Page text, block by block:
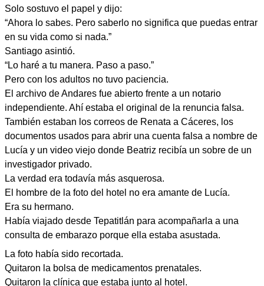
Solo sostuvo el papel y dijo:
“Ahora lo sabes. Pero saberlo no significa que puedas entrar
en su vida como si nada.”
Santiago asintió.
“Lo haré a tu manera. Paso a paso.”
Pero con los adultos no tuvo paciencia.
El archivo de Andares fue abierto frente a un notario
independiente. Ahí estaba el original de la renuncia falsa.
También estaban los correos de Renata a Cáceres, los
documentos usados para abrir una cuenta falsa a nombre de
Lucía y un video viejo donde Beatriz recibía un sobre de un
investigador privado.
La verdad era todavía más asquerosa.
El hombre de la foto del hotel no era amante de Lucía.
Era su hermano.
Había viajado desde Tepatitlán para acompañarla a una
consulta de embarazo porque ella estaba asustada.
La foto había sido recortada.
Quitaron la bolsa de medicamentos prenatales.
Quitaron la clínica que estaba junto al hotel.